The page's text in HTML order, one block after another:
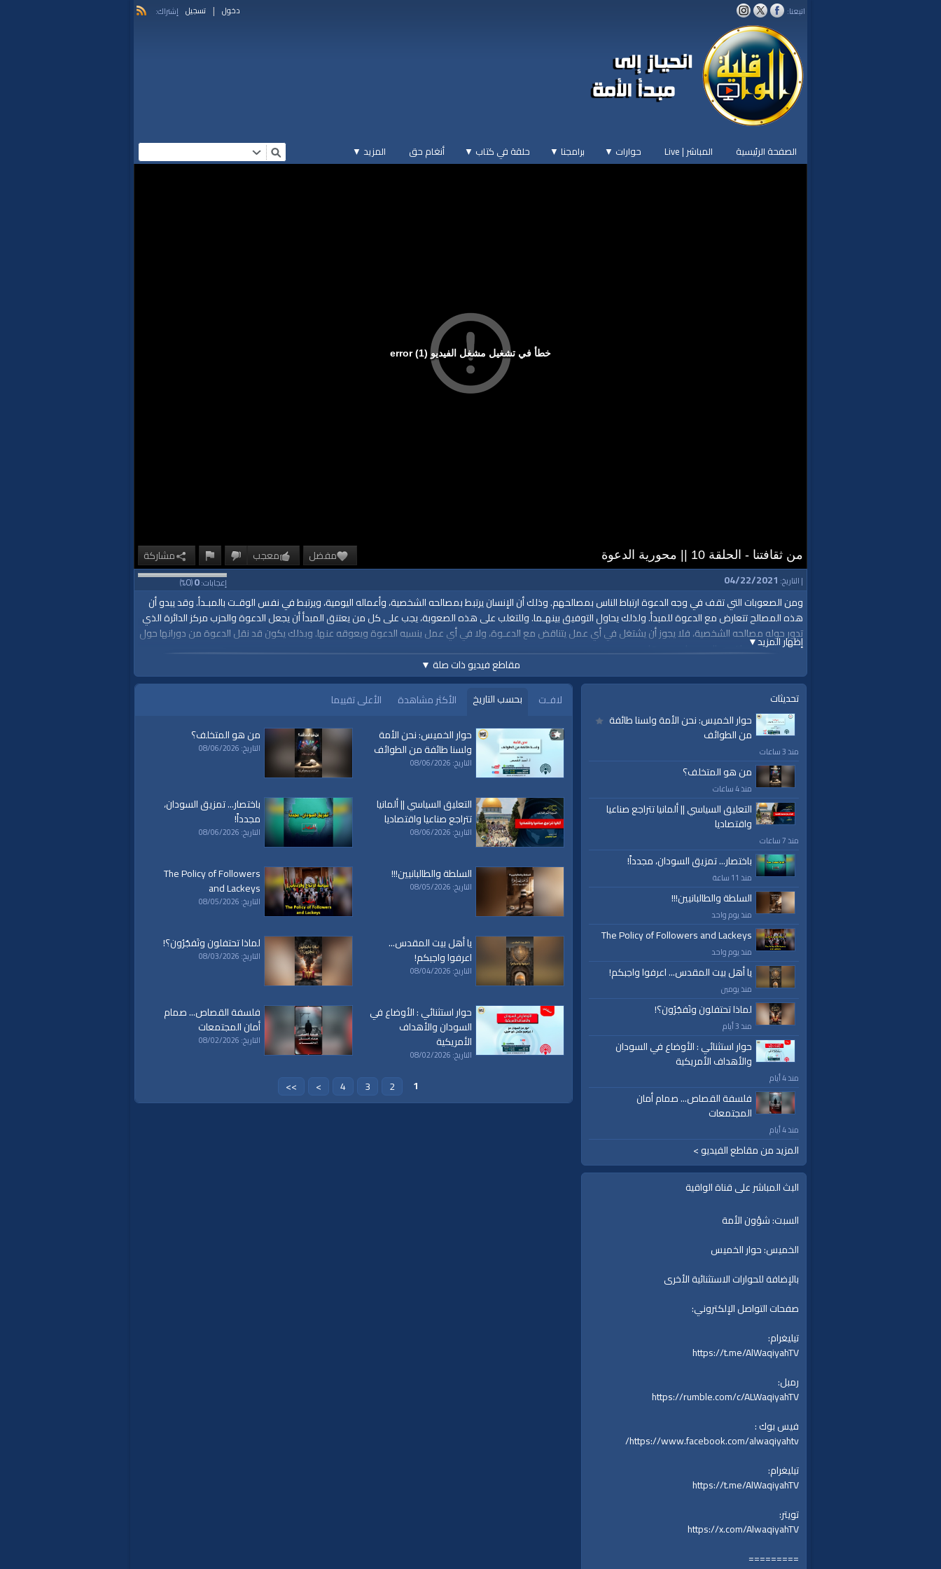
اتبعنا: دخول | تسجيل إشتراك:
الصفحة الرئيسية المباشر | Live حوارات ▼ برامجنا ▼ حلقة في كتاب ▼ أنغام حق المزيد ▼
خطأ في تشغيل مشغل الفيديو (1) error
مفضل معجب مشاركة
من ثقافتنا - الحلقة 10 || محورية الدعوة
إعجابات:0
(
0
%) | التاريخ: 04/22/2021
إظهار المزيد▼
ومن الصعوبات التي تقف في وجه الدعوة ارتباط الناس بمصالحهم. وذلك أن الإنسان يرتبط بمصالحه الشخصية، وأعماله اليومية، ويرتبط في نفس الوقـت بالمبـدأ. وقد يبدو أن
هذه المصالح تتعارض مع الدعوة للمبدأ. ولذلك يحاول التوفيق بينهـما. وللتغلب على هذه الصعوبة، يجب على كل من يعتنق المبدأ أن يجعل الدعوة والحزب مركز الدائرة الذي
تدور حوله مصالحه الشخصية، فلا يجوز أن يشتغل في أي عمل يتناقض مع الدعـوة، ولا في أي عمل ينسيه الدعوة ويعوقه عنها. وبذلك يكون قد نقل الدعوة من دورانها حول
مصالحه إلى دوران مصالحه حول محورها.
التكتل الحزبي - صفحة 48
https://youtu.be/uiQfrPhhTtE
لمشاهدة المزيد
https://www.alwaqiyah.tv/index.php/c/waqprograms-ourculture-94/
قناة الواقية: انحياز إلى مبدأ الأمة
@قناة الواقية
#قناة_الواقية
www.alwaqiyah.tv | facebook.com/alwaqiyahtube | alwaqiyahtv@twitter
الفئات:
من ثقافتنا
قنوات:
برامج الواقية
العلامات:قناة|الواقية، بيت|المقدس، حزب|التحرير،|الخلافة al waqiah
|
al waqiaa
|
al waqia
|سياسة|حكم
إسلام|أناشيد|دروس|خطب قوية|كلمة الحق|تفسير حديث|تلاوة |التغيير النهضة|إقتصاد|طريق النجاح how to
|
economy
politics
مقاطع فيديو ذات صلة ▼
تحديثات
حوار الخميس: نحن الأمة ولسنا طائفة
من الطوائف
منذ 3 ساعات
من هو المتخلف؟
منذ 4 ساعات
التعليق السياسي || ألمانيا تتراجع صناعيا
واقتصاديا
منذ 7 ساعات
باختصار... تمزيق السودان، مجدداً!
منذ 11 ساعة
السلطة والطالبانيين!!!
منذ يوم واحد
The Policy of Followers and Lackeys
منذ يوم واحد
يا أهل بيت المقدس... اعرفوا واجبكم!
منذ يومين
لماذا تحتفلون وتَفجُرُون؟!
منذ 3 أيام
حوار استثنائي : الأوضاع في السودان
والأهداف الأمريكية
منذ 4 أيام
فلسفة القصاص... صمام أمان
المجتمعات
منذ 4 أيام
المزيد من مقاطع الفيديو >
البث المباشر على قناة الواقية
السبت: شؤون الأمة
الخميس: حوار الخميس
بالإضافة للحوارات الاستثنائية الأخرى
صفحات التواصل الإلكتروني:
تيليغرام:
https://t.me/AlWaqiyahTV
رمبل:
https://rumble.com/c/ALWaqiyahTV
فيس بوك :
https://www.facebook.com/alwaqiyahtv/
تيليغرام:
https://t.me/AlWaqiyahTV
تويتر:
https://x.com/AlwaqiyahTV
=========
لافـت بحسب التاريخ الأكثر مشاهدة
الأعلى تقييما
حوار الخميس: نحن الأمة
ولسنا طائفة من الطوائف
التاريخ: 08/06/2026
من هو المتخلف؟
التاريخ: 08/06/2026
التعليق السياسي || ألمانيا
تتراجع صناعيا واقتصاديا
التاريخ: 08/06/2026
باختصار... تمزيق السودان،
مجدداً!
التاريخ: 08/06/2026
السلطة والطالبانيين!!!
التاريخ: 08/05/2026
The Policy of Followers
and Lackeys
التاريخ: 08/05/2026
يا أهل بيت المقدس...
اعرفوا واجبكم!
التاريخ: 08/04/2026
لماذا تحتفلون وتَفجُرُون؟!
التاريخ: 08/03/2026
حوار استثنائي : الأوضاع في
السودان والأهداف
الأمريكية
التاريخ: 08/02/2026
فلسفة القصاص... صمام
أمان المجتمعات
التاريخ: 08/02/2026
1
2
3
4
>
>>